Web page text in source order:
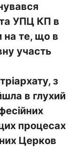
УПЦ КП в
на те, що в
участь
з
в глухий
процесах
Церков